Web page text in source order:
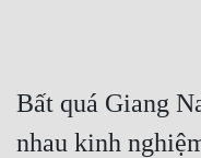
Bất quá Giang
nhau kinh